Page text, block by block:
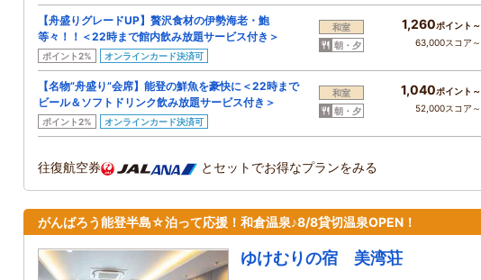
【舟盛りグレードUP】贅沢食材の伊勢海老・鮑
等々！！＜22時まで館内飲み放題サービス付き＞
ポイント2% オンラインカード決済可
和室
朝・夕
1,260ポイント～
63,000スコア～
【名物”舟盛り”会席】能登の鮮魚を豪快に＜22時まで
ビール＆ソフトドリンク飲み放題サービス付き＞
ポイント2% オンラインカード決済可
和室
朝・夕
1,040ポイント～
52,000スコア～
往復航空券 とセットでお得なプランをみる
がんばろう能登半島☆泊って応援！和倉温泉♪8/8貸切温泉OPEN！
ゆけむりの宿 美湾荘